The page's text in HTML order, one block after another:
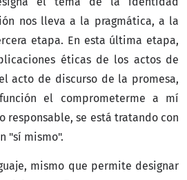
nos lleva a la pragmática, a la
etapa. En esta última etapa,
éticas de los actos de
acto de discurso de la promesa,
el comprometerme a mí
responsable, se está tratando con
"sí mismo".
mismo que permite designar